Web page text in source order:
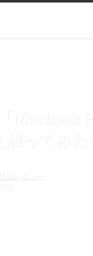
MacBook
触ってみた
製品レビュー
日